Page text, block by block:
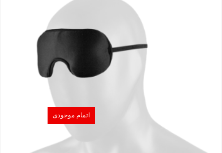
اتمام موجودی